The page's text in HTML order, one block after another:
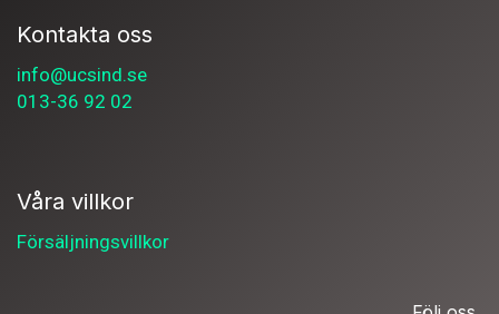
Kontakta oss
info@ucsind.se
013-36 92 02
Våra villkor
Försäljningsvillkor